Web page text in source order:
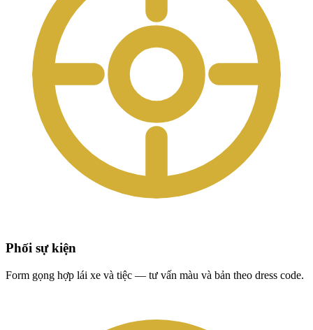
Phối sự kiện
Form gọng hợp lái xe và tiệc — tư vấn màu và bản theo dress code.